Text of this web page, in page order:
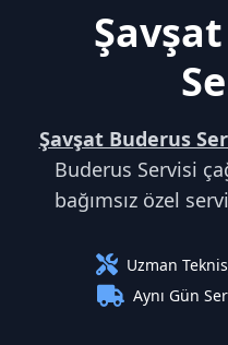
Şavşat Buderus
Buderus Servisi
bağımsız özel
Uzman
Aynı Gün